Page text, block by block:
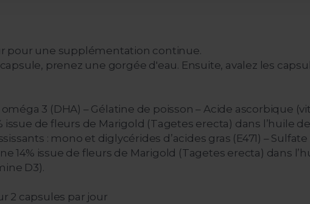
pour une supplémentation continue.
prenez une gorgée d'eau. Ensuite, avalez les
3 (DHA) – Gélatine de poisson – Acide ascorbique
issue de fleurs de Marigold (Tagetes erecta) dans l’huile
: mono et diglycérides d’acides gras (E471) –
14% issue de fleurs de Marigold (Tagetes erecta) dans
D3).
2 capsules par jour